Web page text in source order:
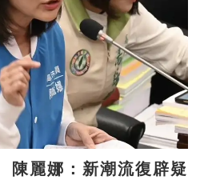
麗娜：新潮流復辟疑